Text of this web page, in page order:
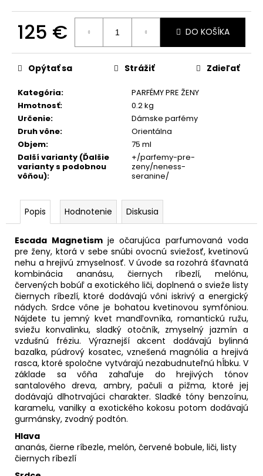
125 €
cena:
DO KOŠÍKA
Kategória:
PARFÉMY PRE ŽENY
Hmotnosť:
0.2 kg
Určenie:
Dámske parfémy
Druh vône:
Orientálna
Objem:
75 ml
Další varianty (Ďalšie
varianty s podobnou
vôňou):
+/parfemy-pre-
zeny/neness-
seranine/
Opýtať sa Strážiť Zdieľať
Popis Hodnotenie Diskusia
Escada Magnetism je očarujúca parfumovaná voda
pre ženy, ktorá v sebe snúbi ovocnú sviežosť, kvetinovú
nehu a hrejivú zmyselnosť. V úvode sa rozohrá šťavnatá
kombinácia ananásu, čiernych ríbezlí, melónu,
červených bobúľ a exotického liči, doplnená o svieže listy
čiernych ríbezlí, ktoré dodávajú vôni iskrivý a energický
nádych. Srdce vône je bohatou kvetinovou symfóniou.
Nájdete tu jemný kvet mandľovníka, romantickú ružu,
sviežu konvalinku, sladký otočník, zmyselný jazmín a
vzdušnú fréziu. Výraznejší akcent dodávajú bylinná
bazalka, púdrový kosatec, vznešená magnólia a hrejivá
rasca, ktoré spoločne vytvárajú nezabudnuteľnú hĺbku. V
základe sa vôňa zahaľuje do hrejivých tónov
santalového dreva, ambry, pačuli a pižma, ktoré jej
dodávajú dlhotrvajúci charakter. Sladké tóny benzoínu,
karamelu, vanilky a exotického kokosu potom dodávajú
gurmánsky, zvodný podtón.
Hlava
ananás, čierne ríbezle, melón, červené bobule, liči, listy
čiernych ríbezlí
365
DAYS
MEN
PARFUM
PRE
MUŽOV
50
ML
39
€
Pôvodne:
46,80
€